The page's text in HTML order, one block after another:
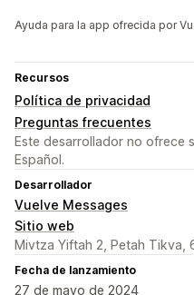
Ayuda para la app ofrecida por
Recursos
Política de privacidad
Preguntas frecuentes
Este desarrollador no ofrece
Español.
Desarrollador
Vuelve Messages
Sitio web
Mivtza Yiftah 2, Petah Tikva,
Fecha de lanzamiento
27 de mayo de 2024